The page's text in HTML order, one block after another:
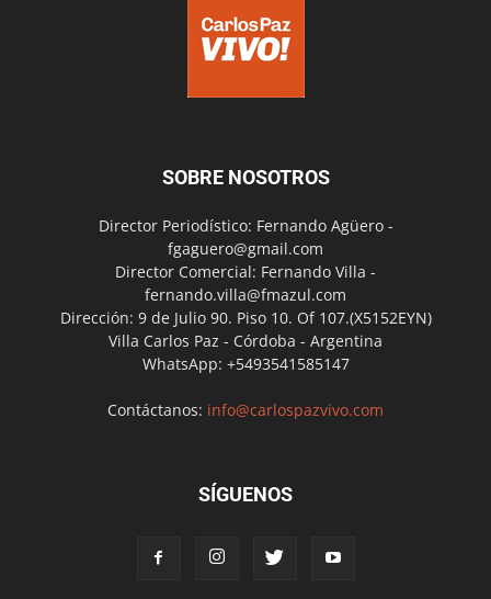
SOBRE NOSOTROS
Director Periodístico: Fernando Agüero -
fgaguero@gmail.com
Director Comercial: Fernando Villa -
fernando.villa@fmazul.com
Dirección: 9 de Julio 90. Piso 10. Of 107.(X5152EYN)
Villa Carlos Paz - Córdoba - Argentina
WhatsApp: +5493541585147
Contáctanos: info@carlospazvivo.com
SÍGUENOS